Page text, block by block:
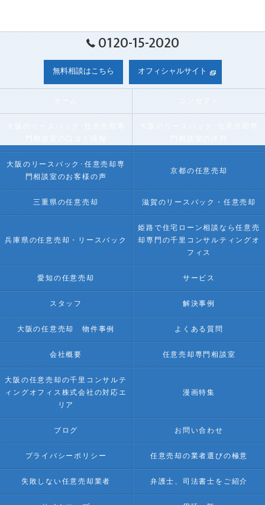
0120-15-2020
無料相談はこちら オフィシャルサイト
大阪のリースバック･任意売却専
門相談室のお客様の声
京都の任意売却
三重県の任意売却 滋賀のリースバック・任意売却
兵庫県の任意売却・リースバック
姫路で住宅ローン相談なら任意売
却専門の千里コンサルティングオ
フィス
愛知の任意売却 サービス
スタッフ 解決事例
大阪の任意売却 物件事例 よくある質問
会社概要 任意売却専門相談室
大阪の任意売却の千里コンサルテ
ィングオフィス株式会社の対応エ
リア
漫画特集
ブログ お問い合わせ
プライバシーポリシー 任意売却の業者選びの極意
失敗しない任意売却業者 弁護士、司法書士をご紹介